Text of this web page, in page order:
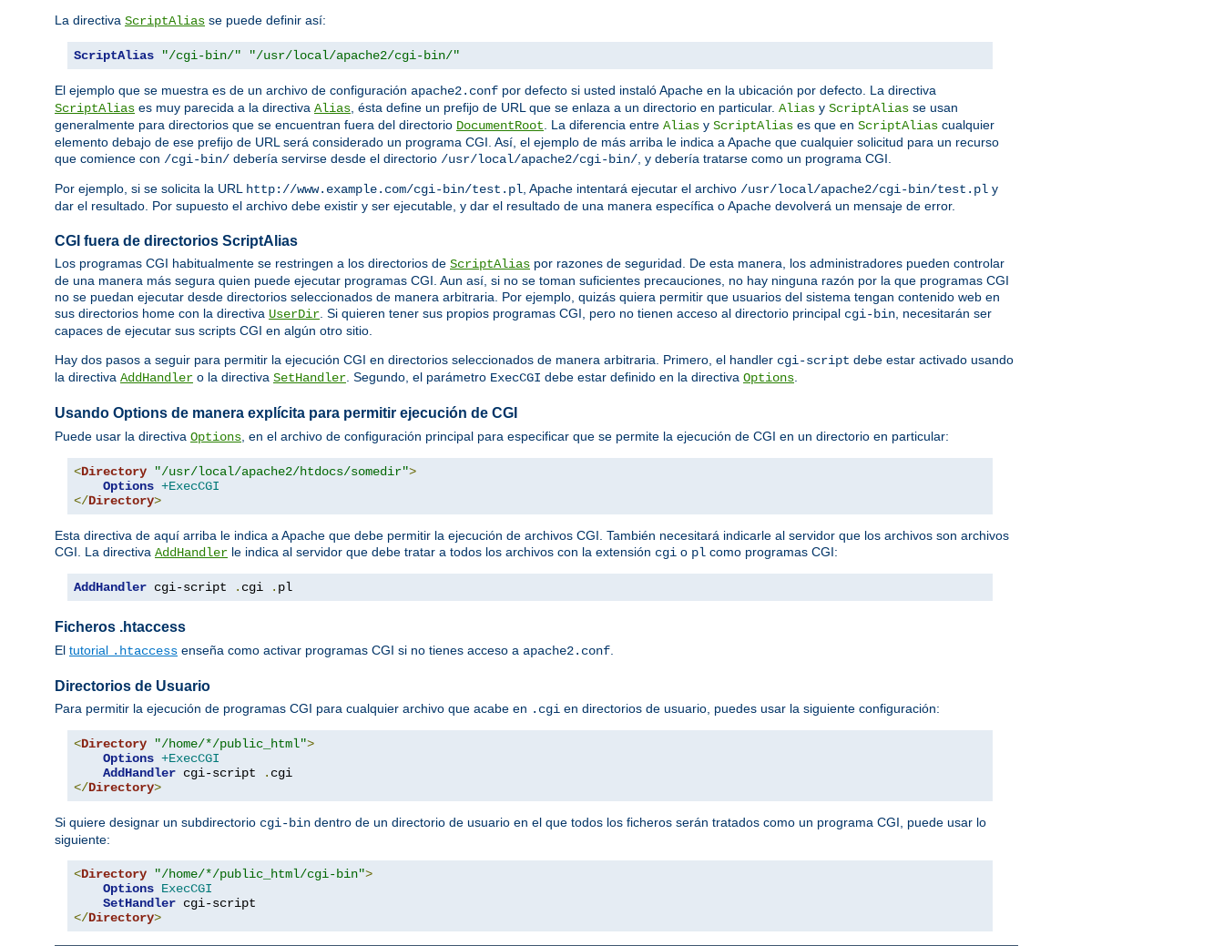
La directiva ScriptAlias se puede definir así:
ScriptAlias "/cgi-bin/" "/usr/local/apache2/cgi-bin/"
El ejemplo que se muestra es de un archivo de configuración apache2.conf por defecto si usted instaló Apache en la ubicación por defecto. La directiva
ScriptAlias es muy parecida a la directiva Alias, ésta define un prefijo de URL que se enlaza a un directorio en particular. Alias y ScriptAlias se usan
generalmente para directorios que se encuentran fuera del directorio DocumentRoot. La diferencia entre Alias y ScriptAlias es que en ScriptAlias cualquier
elemento debajo de ese prefijo de URL será considerado un programa CGI. Así, el ejemplo de más arriba le indica a Apache que cualquier solicitud para un recurso
que comience con /cgi-bin/ debería servirse desde el directorio /usr/local/apache2/cgi-bin/, y debería tratarse como un programa CGI.
Por ejemplo, si se solicita la URL http://www.example.com/cgi-bin/test.pl, Apache intentará ejecutar el archivo /usr/local/apache2/cgi-bin/test.pl y
dar el resultado. Por supuesto el archivo debe existir y ser ejecutable, y dar el resultado de una manera específica o Apache devolverá un mensaje de error.
CGI fuera de directorios ScriptAlias
Los programas CGI habitualmente se restringen a los directorios de ScriptAlias por razones de seguridad. De esta manera, los administradores pueden controlar
de una manera más segura quien puede ejecutar programas CGI. Aun así, si no se toman suficientes precauciones, no hay ninguna razón por la que programas CGI
no se puedan ejecutar desde directorios seleccionados de manera arbitraria. Por ejemplo, quizás quiera permitir que usuarios del sistema tengan contenido web en
sus directorios home con la directiva UserDir. Si quieren tener sus propios programas CGI, pero no tienen acceso al directorio principal cgi-bin, necesitarán ser
capaces de ejecutar sus scripts CGI en algún otro sitio.
Hay dos pasos a seguir para permitir la ejecución CGI en directorios seleccionados de manera arbitraria. Primero, el handler cgi-script debe estar activado usando
la directiva AddHandler o la directiva SetHandler. Segundo, el parámetro ExecCGI debe estar definido en la directiva Options.
Usando Options de manera explícita para permitir ejecución de CGI
Puede usar la directiva Options , en el archivo de configuración principal para especificar que se permite la ejecución de CGI en un directorio en particular:
<Directory "/usr/local/apache2/htdocs/somedir">
Options +ExecCGI
</Directory>
Esta directiva de aquí arriba le indica a Apache que debe permitir la ejecución de archivos CGI. También necesitará indicarle al servidor que los archivos son archivos
CGI. La directiva AddHandler le indica al servidor que debe tratar a todos los archivos con la extensión cgi o pl como programas CGI:
AddHandler cgi-script . cgi . pl
Ficheros .htaccess
El tutorial .htaccess enseña como activar programas CGI si no tienes acceso a apache2.conf
Directorios de Usuario
Para permitir la ejecución de programas CGI para cualquier archivo que acabe en .cgi en directorios de usuario, puedes usar la siguiente configuración:
<Directory "/home/*/public_html">
Options +ExecCGI
AddHandler cgi-script .
</Directory>
Si quiere designar un subdirectorio cgi-bin dentro de un directorio de usuario en el que todos los ficheros serán tratados como un programa CGI, puede usar lo
siguiente:
<Directory "/home/*/public_html/cgi-bin">
Options ExecCGI
SetHandler
</Directory>